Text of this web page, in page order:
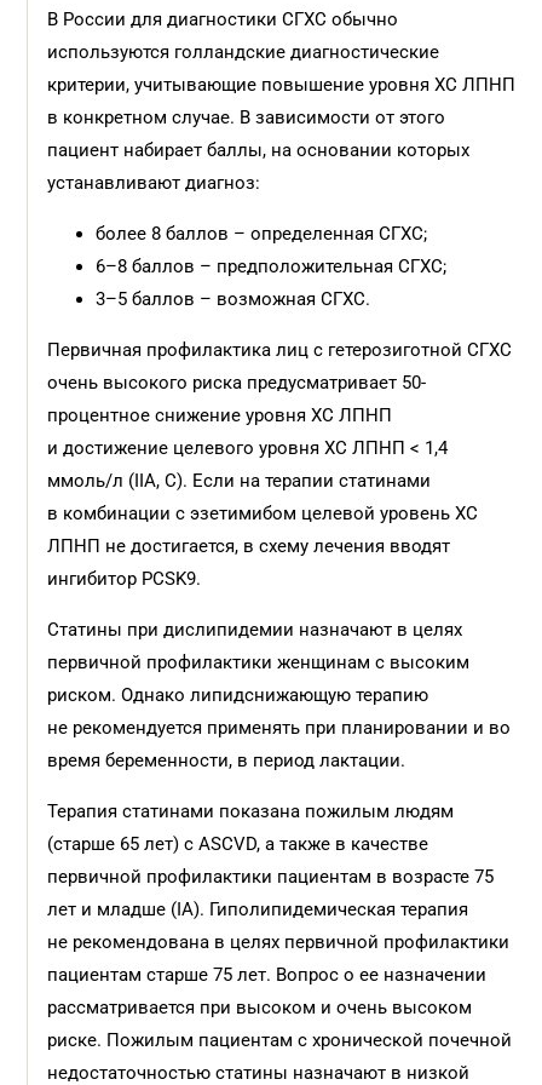
В России для диагностики СГХС обычно
используются голландские диагностические
критерии, учитывающие повышение уровня ХС ЛПНП
в конкретном случае. В зависимости от этого
пациент набирает баллы, на основании которых
устанавливают диагноз:
более 8 баллов – определенная СГХС;
6–8 баллов – предположительная СГХС;
3–5 баллов – возможная СГХС.
Первичная профилактика лиц с гетерозиготной СГХС
очень высокого риска предусматривает 50-
процентное снижение уровня ХС ЛПНП
и достижение целевого уровня ХС ЛПНП < 1,4
ммоль/л (IIA, С). Если на терапии статинами
в комбинации с эзетимибом целевой уровень ХС
ЛПНП не достигается, в схему лечения вводят
ингибитор PCSK9.
Статины при дислипидемии назначают в целях
первичной профилактики женщинам с высоким
риском. Однако липидснижающую терапию
не рекомендуется применять при планировании и во
время беременности, в период лактации.
Терапия статинами показана пожилым людям
(старше 65 лет) с ASCVD, а также в качестве
первичной профилактики пациентам в возрасте 75
лет и младше (IА). Гиполипидемическая терапия
не рекомендована в целях первичной профилактики
пациентам старше 75 лет. Вопрос о ее назначении
рассматривается при высоком и очень высоком
риске. Пожилым пациентам с хронической почечной
недостаточностью статины назначают в низкой